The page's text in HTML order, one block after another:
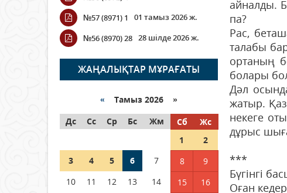
ҮКІМЕТТІК ЕМЕС ҰЙЫМДАРҒА
АРНАЛҒАН СЫЙЛЫҚАҚЫ
КОНКУРСЫНА ӨТІНІМ
ҚАБЫЛДАУ БАСТАЛДЫ
04 тамыз 2026 ж. 107
энергиясын өндіру бойынша
04 тамыз 2026 ж. 106
МЕ?
04 тамыз 2026 ж. 98
№57 (8971) 1
01 тамыз 2026 ж.
№56 (8970) 28 28 шілде 2026 ж.
ЖАҢАЛЫҚТАР МҰРАҒАТЫ
« Тамыз 2026 »
Дс
Сс Ср Бс Жм Сб
Жс
1
2
3
4 5 6 7 8
9
10
11 12 13 14 15
16
айналды.
па?
Рас,
талабы
ортаның
болары
Дәл
жатыр.
некеге
дұрыс
***
Бүгінгі
Оған